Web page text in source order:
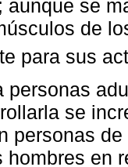
aunque se
de
para sus
personas
se
personas
hombres en